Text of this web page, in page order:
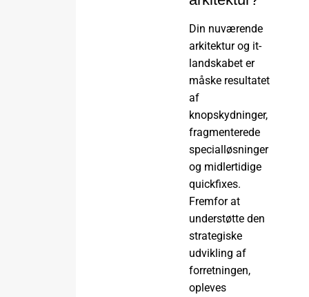
Din nuværende
arkitektur og it-
landskabet er
måske resultatet
af
knopskydninger,
fragmenterede
specialløsninger
og midlertidige
quickfixes.
Fremfor at
understøtte den
strategiske
udvikling af
forretningen,
opleves